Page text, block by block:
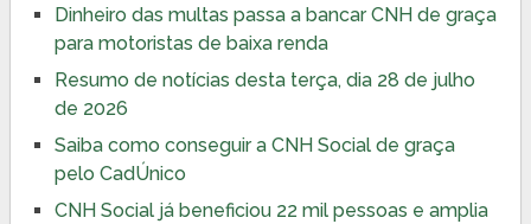
Dinheiro das multas passa a bancar CNH de graça
para motoristas de baixa renda
Resumo de notícias desta terça, dia 28 de julho
de 2026
Saiba como conseguir a CNH Social de graça
pelo CadÚnico
CNH Social já beneficiou 22 mil pessoas e amplia